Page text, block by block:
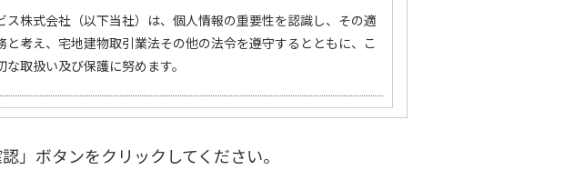
株式会社（以下当社）は、個人情報の重要性を認識し、その適
考え、宅地建物取引業法その他の法令を遵守するとともに、こ
取扱い及び保護に努めます。
お客様からご提供いただく氏名、住所、電話番号、電子メール
」ボタンをクリックしてください。